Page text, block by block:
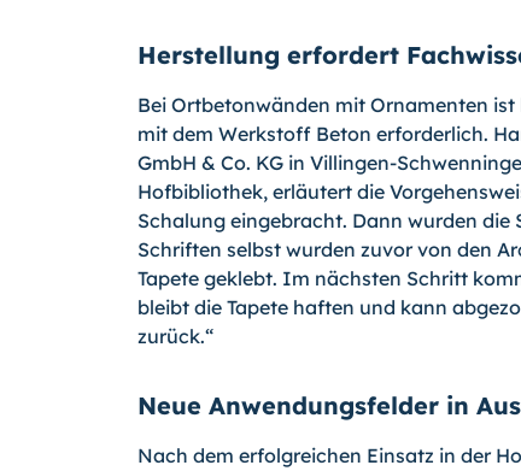
Herstellung erfordert
Bei Ortbetonwänden mit Ornamenten
mit dem Werkstoff Beton erforderlich.
GmbH & Co. KG in Villingen-
Hofbibliothek, erläutert die
Schalung eingebracht. Dann wurden
Schriften selbst wurden zuvor von den
Tapete geklebt. Im nächsten Schritt
bleibt die Tapete haften und kann
zurück.“
Neue Anwendungsfelder in
Nach dem erfolgreichen Einsatz in der